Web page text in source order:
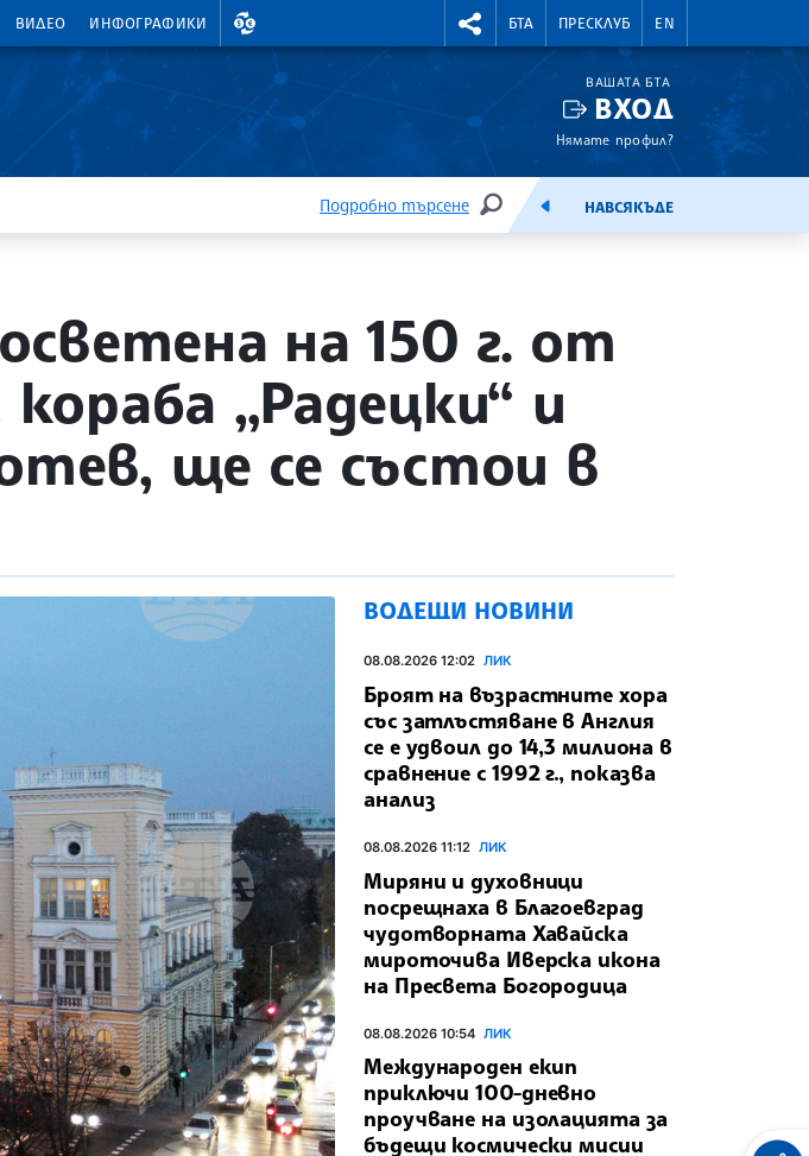
ВИДЕО ИНФОГРАФИКИ
ВАЛУТНИ КУРСОВЕ RIGHTMENU.SOCIAL
БТА ПРЕСКЛУБ EN
ВАШАТА БТА
ВХОД
Нямате профил?
Подробно търсене
ТЪРСЕНЕЕМИСИЯНАВСЯКЪДЕ
на 150 г. от
„Радецки“ и
ще се състои в
ВОДЕЩИ НОВИНИ
08.08.2026 12:02 ЛИК
Броят на възрастните хора
със затлъстяване в Англия
се е удвоил до 14,3 милиона в
сравнение с 1992 г., показва
анализ
08.08.2026 11:12 ЛИК
Миряни и духовници
посрещнаха в Благоевград
чудотворната Хавайска
мироточива Иверска икона
на Пресвета Богородица
08.08.2026 10:54 ЛИК
Международен екип
приключи 100-дневно
проучване на изолацията за
бъдещи космически мисии